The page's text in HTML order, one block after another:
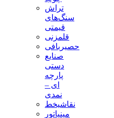
تراش
سنگ‌های
قیمتی
قلمزنی
حصیربافی
صنایع
دستی
پارچه
ای –
نمدی
نقاشیخط
مینیاتور